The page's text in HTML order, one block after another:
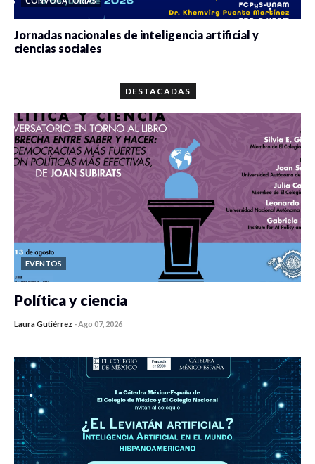
Jornadas nacionales de inteligencia artificial y
ciencias sociales
DESTACADAS
EVENTOS
Política y ciencia
Laura Gutiérrez -Ago 07, 2026